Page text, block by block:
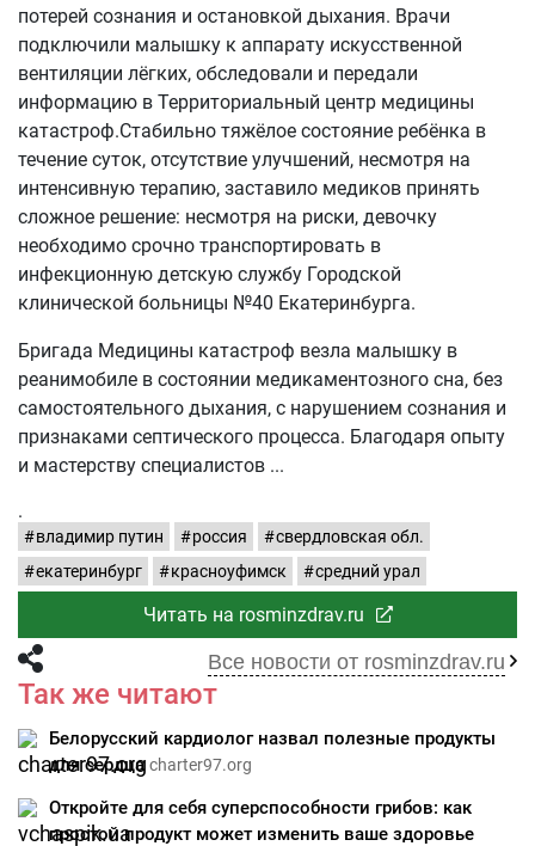
потерей сознания и остановкой дыхания. Врачи
подключили малышку к аппарату искусственной
вентиляции лёгких, обследовали и передали
информацию в Территориальный центр медицины
катастроф.Стабильно тяжёлое состояние ребёнка в
течение суток, отсутствие улучшений, несмотря на
интенсивную терапию, заставило медиков принять
сложное решение: несмотря на риски, девочку
необходимо срочно транспортировать в
инфекционную детскую службу Городской
клинической больницы №40 Екатеринбурга.
Бригада Медицины катастроф везла малышку в
реанимобиле в состоянии медикаментозного сна, без
самостоятельного дыхания, с нарушением сознания и
признаками септического процесса. Благодаря опыту
и мастерству специалистов
.
владимир путин россия
свердловская обл.
екатеринбург
красноуфимск средний урал
Читать на rosminzdrav.ru
Все новости от rosminzdrav.ru
Так же читают
Белорусский кардиолог назвал полезные продукты
для сердцаcharter97.org
Откройте для себя суперспособности грибов: как
простой продукт может изменить ваше здоровье